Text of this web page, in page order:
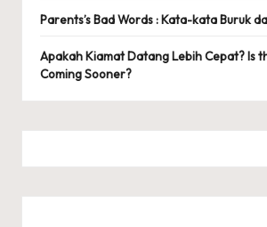
Parents’s Bad Words : Kata-kata Buruk
Apakah Kiamat Datang Lebih Cepat? Is
Coming Sooner?